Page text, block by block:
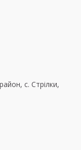
с. Стрілки,